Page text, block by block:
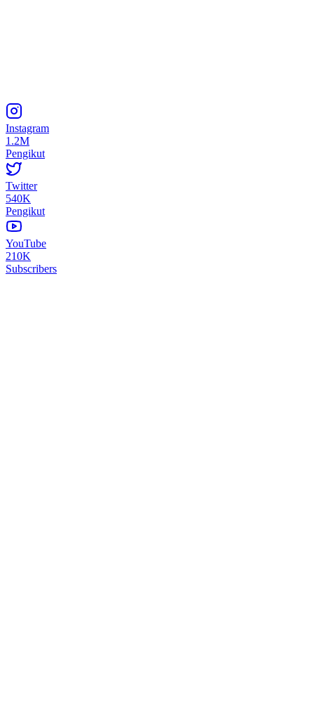
Instagram
1.2M
Pengikut
Twitter
540K
Pengikut
YouTube
210K
Subscribers